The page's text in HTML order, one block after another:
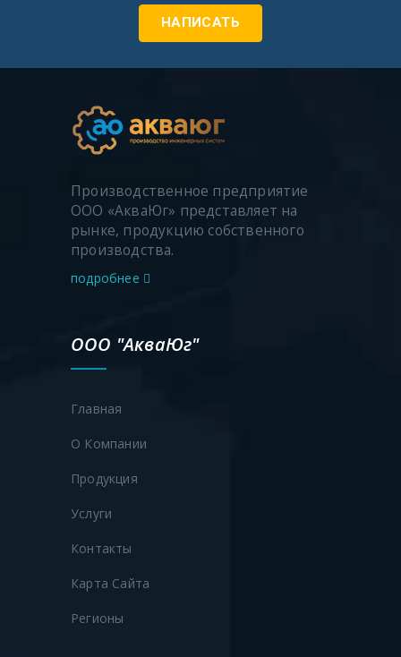
НАПИСАТЬ
Производственное предприятие
ООО «АкваЮг» представляет на
рынке, продукцию собственного
производства.
подробнее
ООО "АкваЮг"
Главная
О Компании
Продукция
Услуги
Контакты
Карта Сайта
Регионы